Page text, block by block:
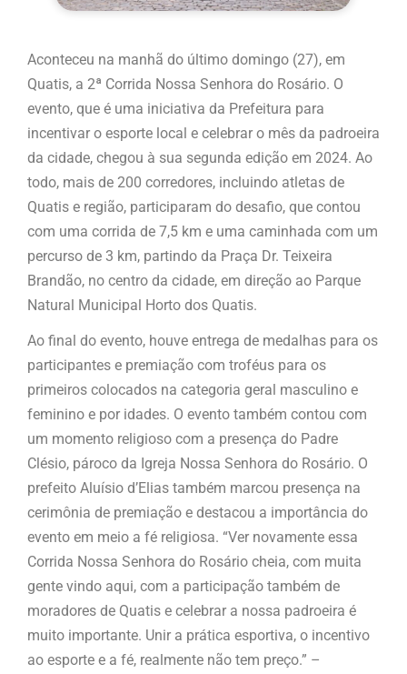
Aconteceu na manhã do último domingo (27), em
Quatis, a 2ª Corrida Nossa Senhora do Rosário. O
evento, que é uma iniciativa da Prefeitura para
incentivar o esporte local e celebrar o mês da padroeira
da cidade, chegou à sua segunda edição em 2024. Ao
todo, mais de 200 corredores, incluindo atletas de
Quatis e região, participaram do desafio, que contou
com uma corrida de 7,5 km e uma caminhada com um
percurso de 3 km, partindo da Praça Dr. Teixeira
Brandão, no centro da cidade, em direção ao Parque
Natural Municipal Horto dos Quatis.
Ao final do evento, houve entrega de medalhas para os
participantes e premiação com troféus para os
primeiros colocados na categoria geral masculino e
feminino e por idades. O evento também contou com
um momento religioso com a presença do Padre
Clésio, pároco da Igreja Nossa Senhora do Rosário. O
prefeito Aluísio d’Elias também marcou presença na
cerimônia de premiação e destacou a importância do
evento em meio a fé religiosa. “Ver novamente essa
Corrida Nossa Senhora do Rosário cheia, com muita
gente vindo aqui, com a participação também de
moradores de Quatis e celebrar a nossa padroeira é
muito importante. Unir a prática esportiva, o incentivo
ao esporte e a fé, realmente não tem preço.” –